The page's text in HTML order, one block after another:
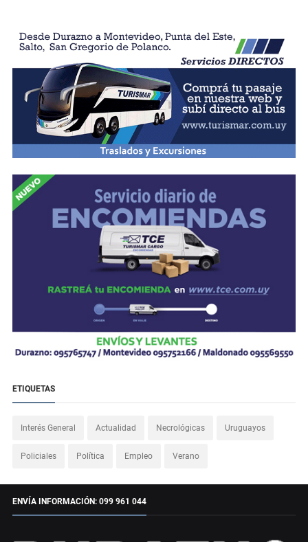
ETIQUETAS
Interés General Actualidad Necrológicas Uruguayos
Policiales Política Empleo Verano
ENVÍA INFORMACIÓN: 099 961 044